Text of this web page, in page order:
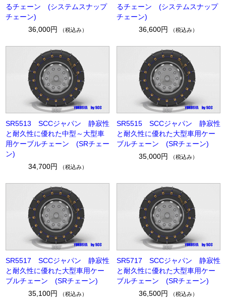
るチェーン (システムスナップ
チェーン)
36,000円
（税込み）
るチェーン (システムスナップ
チェーン)
36,600円
（税込み）
SR5513 SCCジャパン 静寂性
と耐久性に優れた中型～大型車
用ケーブルチェーン (SRチェー
ン)
34,700円
（税込み）
SR5515 SCCジャパン 静寂性
と耐久性に優れた大型車用ケー
ブルチェーン (SRチェーン)
35,000円
（税込み）
SR5517 SCCジャパン 静寂性
と耐久性に優れた大型車用ケー
ブルチェーン (SRチェーン)
35,100円
（税込み）
SR5717 SCCジャパン 静寂性
と耐久性に優れた大型車用ケー
ブルチェーン (SRチェーン)
36,500円
（税込み）